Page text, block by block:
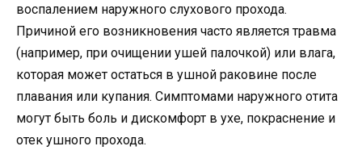
воспалением наружного слухового прохода.
Причиной его возникновения часто является травма
(например, при очищении ушей палочкой) или влага,
которая может остаться в ушной раковине после
плавания или купания. Симптомами наружного отита
могут быть боль и дискомфорт в ухе, покраснение и
отек ушного прохода.